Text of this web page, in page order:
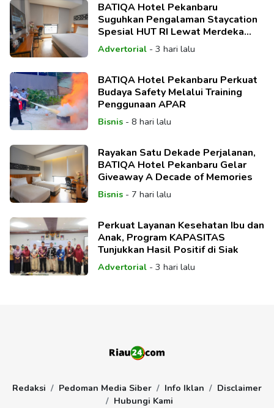
BATIQA Hotel Pekanbaru
Suguhkan Pengalaman Staycation
Spesial HUT RI Lewat Merdeka
Deal Package
Advertorial- 3 hari lalu
BATIQA Hotel Pekanbaru Perkuat
Budaya Safety Melalui Training
Penggunaan APAR
Bisnis- 8 hari lalu
Rayakan Satu Dekade Perjalanan,
BATIQA Hotel Pekanbaru Gelar
Giveaway A Decade of Memories
Bisnis- 7 hari lalu
Perkuat Layanan Kesehatan Ibu dan
Anak, Program KAPASITAS
Tunjukkan Hasil Positif di Siak
Advertorial- 3 hari lalu
Redaksi Pedoman Media Siber Info Iklan
Disclaimer
Hubungi Kami